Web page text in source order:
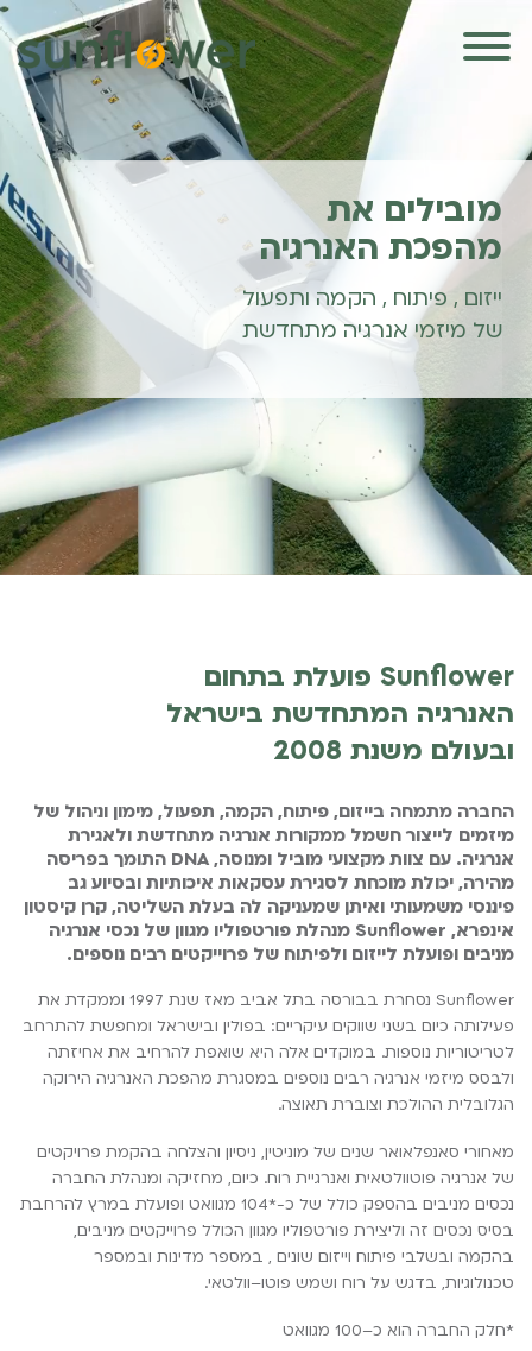
מובילים את
מהפכת האנרגיה
ייזום , פיתוח , הקמה ותפעול
של מיזמי אנרגיה מתחדשת
החברה מתמחה בייזום, פיתוח, הקמה, תפעול, מימון וניהול של
מיזמים לייצור חשמל ממקורות אנרגיה מתחדשת ולאגירת
אנרגיה. עם צוות מקצועי מוביל ומנוסה, DNA התומך בפריסה
מהירה, יכולת מוכחת לסגירת עסקאות איכותיות ובסיוע גב
פיננסי משמעותי ואיתן שמעניקה לה בעלת השליטה, קרן קיסטון
אינפרא, Sunflower מנהלת פורטפוליו מגוון של נכסי אנרגיה
מניבים ופועלת לייזום ולפיתוח של פרוייקטים רבים נוספים.
Sunflower נסחרת בבורסה בתל אביב מאז שנת וממקדת את
פעילותה כיום בשני שווקים עיקריים: בפולין ובישראל ומחפשת להתרחב
לטריטוריות נוספות. במוקדים אלה היא שואפת להרחיב את אחיזתה
ולבסס מיזמי אנרגיה רבים נוספים במסגרת מהפכת האנרגיה הירוקה
הגלובלית ההולכת וצוברת תאוצה.
מאחורי סאנפלאואר שנים של מוניטין, ניסיון והצלחה בהקמת פרויקטים
של אנרגיה פוטוולטאית ואנרגיית רוח. כיום, מחזיקה ומנהלת החברה
נכסים מניבים בהספק כולל של כ-*
104 מגוואט ופועלת במרץ להרחבת
בסיס נכסים זה וליצירת פורטפוליו מגוון הכולל פרוייקטים מניבים,
בהקמה ובשלבי פיתוח וייזום שונים , במספר מדינות ובמספר
טכנולוגיות, בדגש על רוח ושמש פוטו–וולטאי.
*חלק החברה הוא כ–
100 מגוואט
Sunflower פועלת בתחום
האנרגיה המתחדשת בישראל
ובעולם משנת 2008